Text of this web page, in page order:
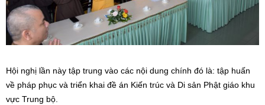
Hội nghị lần này tập trung vào các nội dung chính đó là: tập huấn
về pháp phục và triển khai đề án Kiến trúc và Di sản Phật giáo khu
vực Trung bộ.